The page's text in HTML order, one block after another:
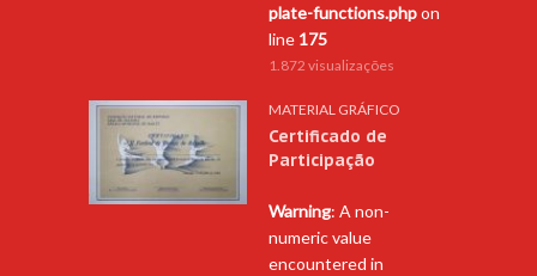
plate-functions.phpon
line 175
1.872 visualizações
MATERIAL GRÁFICO
Certificado de
Participação
Warning: A non-
numeric value
encountered in